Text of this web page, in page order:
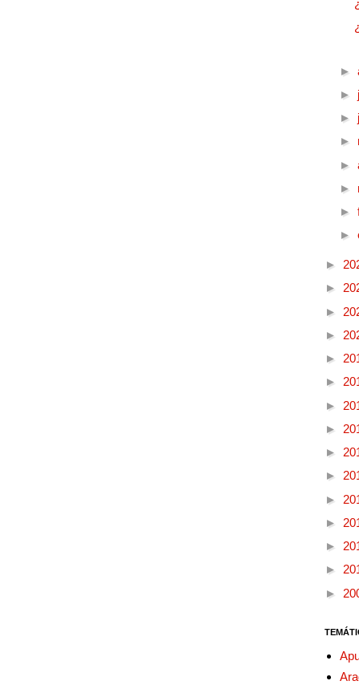
►
►
►
►
►
►
►
►
►
►
►
►
►
►
►
►
►
►
►
►
►
►
►